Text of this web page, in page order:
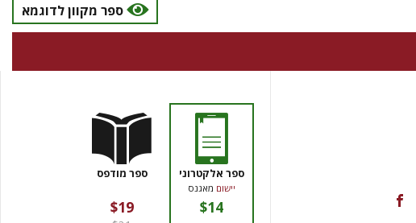
ספר מקוון לדוגמא
ספר אלקטרוני
יישום מאגנס
$14
ספר מודפס
$19